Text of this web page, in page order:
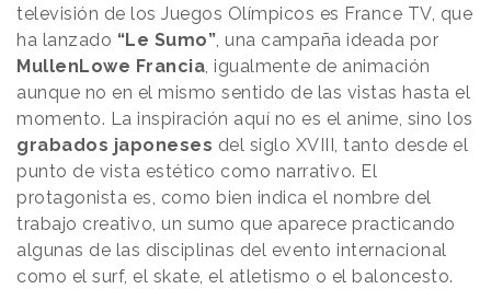
televisión de los Juegos Olímpicos es France TV, que
ha lanzado “Le Sumo”, una campaña ideada por
MullenLowe Francia, igualmente de animación
aunque no en el mismo sentido de las vistas hasta el
momento. La inspiración aquí no es el anime, sino los
grabados japoneses del siglo XVIII, tanto desde el
punto de vista estético como narrativo. El
protagonista es, como bien indica el nombre del
trabajo creativo, un sumo que aparece practicando
algunas de las disciplinas del evento internacional
como el surf, el skate, el atletismo o el baloncesto.